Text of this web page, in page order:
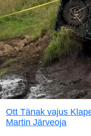
Ott Tänak vajus
Martin Järveoja